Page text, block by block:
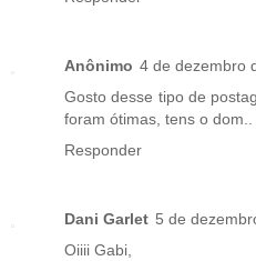
Anônimo 4 de dezembro
Gosto desse tipo de
foram ótimas, tens o dom..
Responder
Dani Garlet 5 de
Oiiii Gabi,